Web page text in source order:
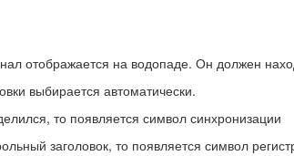
отображается на водопаде. Он должен
выбирается автоматически.
то появляется символ синхронизации
заголовок, то появляется символ